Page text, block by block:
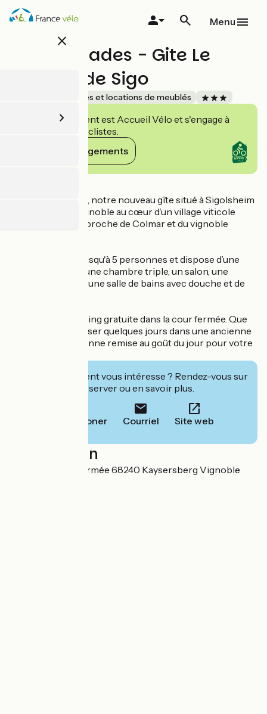
Aller
au
close
Menu
Les Ambrades - Gite Le
Caveau de Sigo
Gîtes et locations de meublés
Cet établissement est Accueil Vélo et s'engage à
accueillir des cyclistes.
Voir ses engagements
Le Caveau de Sigo, notre nouveau gîte situé à Sigolsheim
- Kaysersberg Vignoble au cœur d’un village viticole
calme et paisible, proche de Colmar et du vignoble
Le gîte accueille jusqu'à 5 personnes et dispose d’une
chambre double, une chambre triple, un salon, une
cuisine équipée, d'une salle de bains avec douche et de
Une place de parking gratuite dans la cour fermée. Que
diriez-vous de passer quelques jours dans une ancienne
propriété vigneronne remise au goût du jour pour votre
Cet établissement vous intéresse ? Rendez-vous sur
leur site pour réserver ou en savoir plus.
Téléphoner Courriel Site web
Localisation
19 Rue de la 1ere armée 68240 Kaysersberg Vignoble